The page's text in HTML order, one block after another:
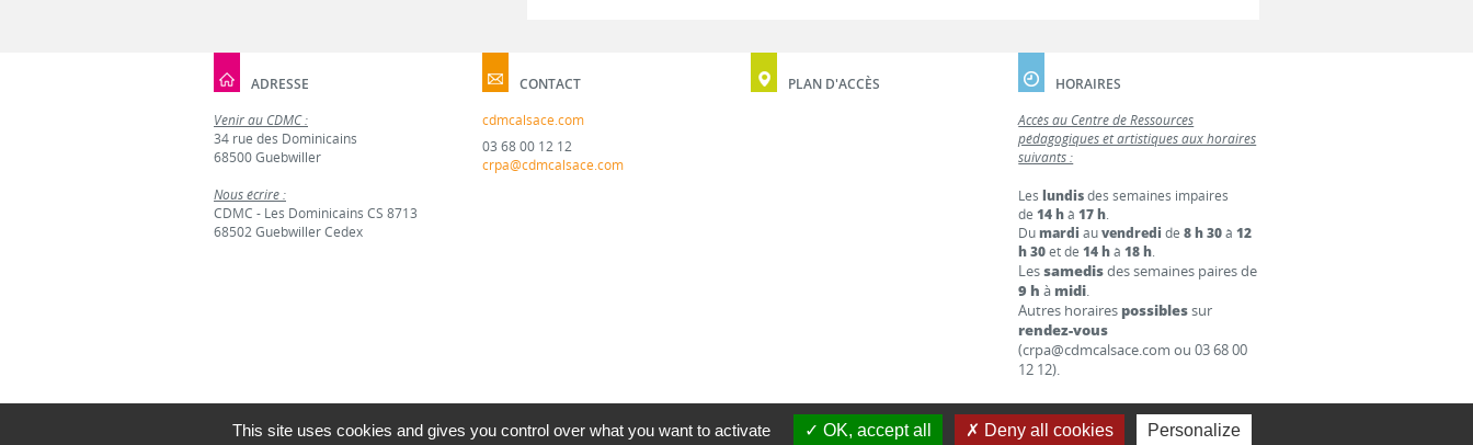
ADRESSE
Venir au CDMC :
34 rue des Dominicains
68500 Guebwiller
Nous écrire :
CDMC - Les Dominicains CS 8713
68502 Guebwiller Cedex
CONTACT
cdmcalsace.com
03 68 00 12 12
crpa@cdmcalsace.com
PLAN D'ACCÈS
HORAIRES
Accès au Centre de Ressources
pédagogiques et artistiques aux horaires
suivants :
Leslundisdes semaines impaires
de14 hà17 h.
Dumardi auvendredi de8 h 30à12
h 30et de14 hà18 h.
Lessamedisdes semaines paires de
9 h à midi.
Autres horaires possiblessur
rendez-vous
(crpa@cdmcalsace.com ou 03 68 00
12 12).
MENTIONS LÉGALES LIENS CONTACT
This site uses cookies and gives you control over what you want to activate OK, accept all Deny all cookies Personalize